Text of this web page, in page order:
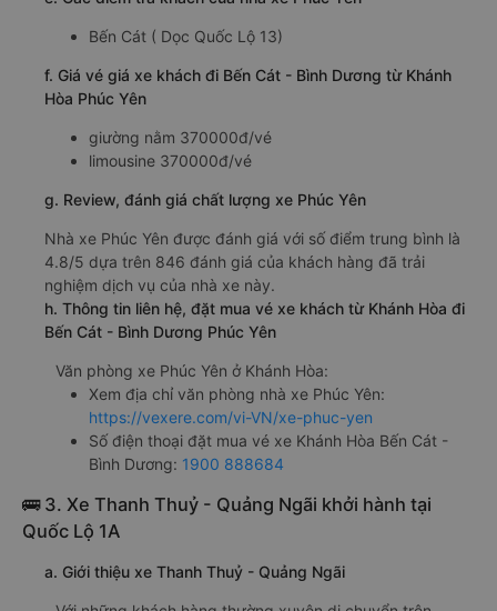
Phúc Yên
Giờ xuất phát ở Khánh Hòa: 20:05
Giờ đến nơi ở Bến Cát - Bình Dương: 05:47
Thời gian chạy từ Khánh Hòa đi Bến Cát - Bình
Dương của nhà xePhúc Yênkhoảng: 9.7 giờ
Nha Trang (Dọc quốc lộ 1A)
e. Các điểm trả khách của nhà xe Phúc Yên
Bến Cát ( Dọc Quốc Lộ 13)
f. Giá vé giá xe khách đi Bến Cát - Bình Dương từ Khánh
Hòa Phúc Yên
giường nằm 370000đ/vé